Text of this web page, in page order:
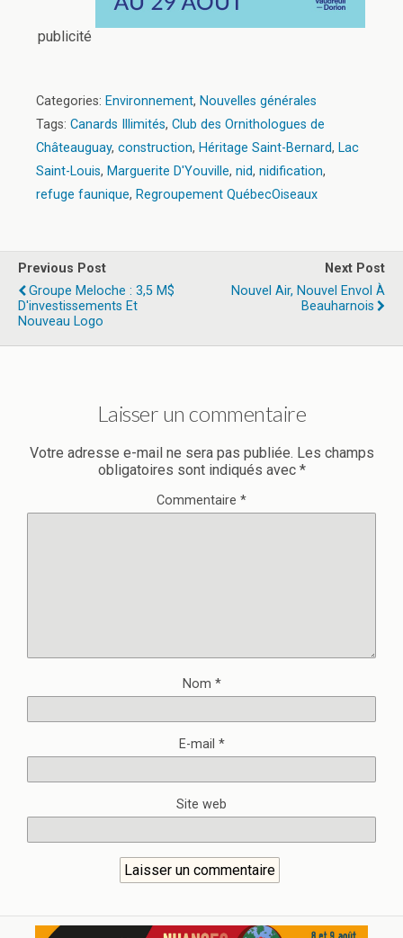
publicité
Categories: Environnement, Nouvelles générales
Tags: Canards Illimités, Club des Ornithologues de
Châteauguay, construction, Héritage Saint-Bernard, Lac
Saint-Louis, Marguerite D'Youville, nid, nidification,
refuge faunique, Regroupement QuébecOiseaux
Previous Post
Groupe Meloche : 3,5 M$
D'investissements Et
Nouveau Logo
Next Post
Nouvel Air, Nouvel Envol À
Beauharnois
Laisser un commentaire
Votre adresse e-mail ne sera pas publiée. Les champs
obligatoires sont indiqués avec *
Commentaire *
Nom *
E-mail *
Site web